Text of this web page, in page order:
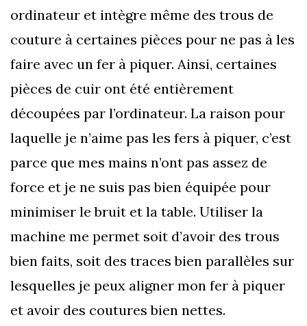
ordinateur et intègre même des trous de
couture à certaines pièces pour ne pas à les
faire avec un fer à piquer. Ainsi, certaines
pièces de cuir ont été entièrement
découpées par l’ordinateur. La raison pour
laquelle je n’aime pas les fers à piquer, c’est
parce que mes mains n’ont pas assez de
force et je ne suis pas bien équipée pour
minimiser le bruit et la table. Utiliser la
machine me permet soit d’avoir des trous
bien faits, soit des traces bien parallèles sur
lesquelles je peux aligner mon fer à piquer
et avoir des coutures bien nettes.